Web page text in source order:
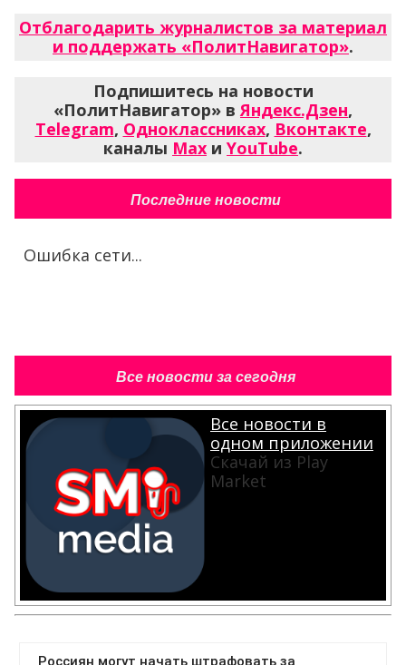
Отблагодарить журналистов за материал
и поддержать «ПолитНавигатор».
Подпишитесь на новости
«ПолитНавигатор» вЯндекс.Дзен,
Telegram, Одноклассниках, Вконтакте,
каналы Max и YouTube.
Последние новости
Ошибка сети...
Все новости за сегодня
Все новости в
одном приложении
Скачай из Play
Market